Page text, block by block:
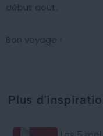
début août.
Bon voyage !
Plus